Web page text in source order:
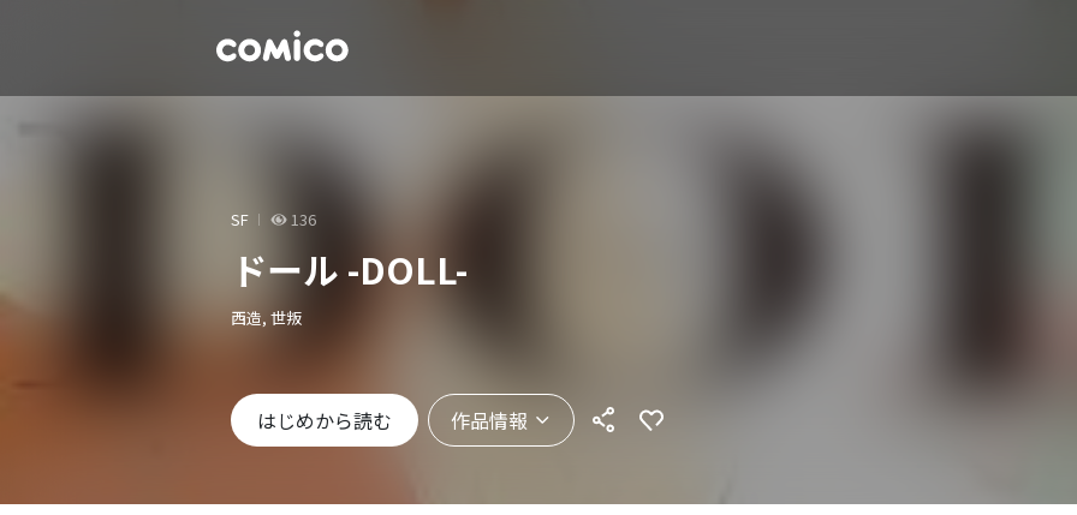
SF 136
ドール -DOLL-
西造, 世叛
はじめから読む 作品情報